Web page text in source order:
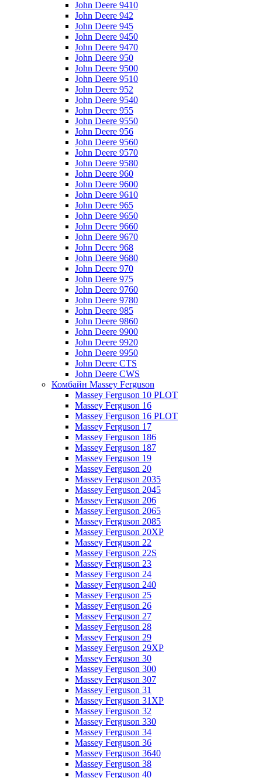
John Deere 9410
John Deere 942
John Deere 945
John Deere 9450
John Deere 9470
John Deere 950
John Deere 9500
John Deere 9510
John Deere 952
John Deere 9540
John Deere 955
John Deere 9550
John Deere 956
John Deere 9560
John Deere 9570
John Deere 9580
John Deere 960
John Deere 9600
John Deere 9610
John Deere 965
John Deere 9650
John Deere 9660
John Deere 9670
John Deere 968
John Deere 9680
John Deere 970
John Deere 975
John Deere 9760
John Deere 9780
John Deere 985
John Deere 9860
John Deere 9900
John Deere 9920
John Deere 9950
John Deere CTS
John Deere CWS
Комбайн Massey Ferguson
Massey Ferguson 10 PLOT
Massey Ferguson 16
Massey Ferguson 16 PLOT
Massey Ferguson 17
Massey Ferguson 186
Massey Ferguson 187
Massey Ferguson 19
Massey Ferguson 20
Massey Ferguson 2035
Massey Ferguson 2045
Massey Ferguson 206
Massey Ferguson 2065
Massey Ferguson 2085
Massey Ferguson 20XP
Massey Ferguson 22
Massey Ferguson 22S
Massey Ferguson 23
Massey Ferguson 24
Massey Ferguson 240
Massey Ferguson 25
Massey Ferguson 26
Massey Ferguson 27
Massey Ferguson 28
Massey Ferguson 29
Massey Ferguson 29XP
Massey Ferguson 30
Massey Ferguson 300
Massey Ferguson 307
Massey Ferguson 31
Massey Ferguson 31XP
Massey Ferguson 32
Massey Ferguson 330
Massey Ferguson 34
Massey Ferguson 36
Massey Ferguson 3640
Massey Ferguson 38
Massey Ferguson 40